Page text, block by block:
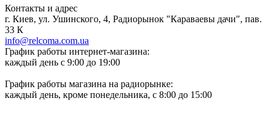
Контакты и адрес
г. Киев, ул. Ушинского, 4, Радиорынок "Караваевы дачи", пав.
33 К
info@relcoma.com.ua
График работы интернет-магазина:
каждый день с 9:00 до 19:00
График работы магазина на радиорынке:
каждый день, кроме понедельника, с 8:00 до 15:00